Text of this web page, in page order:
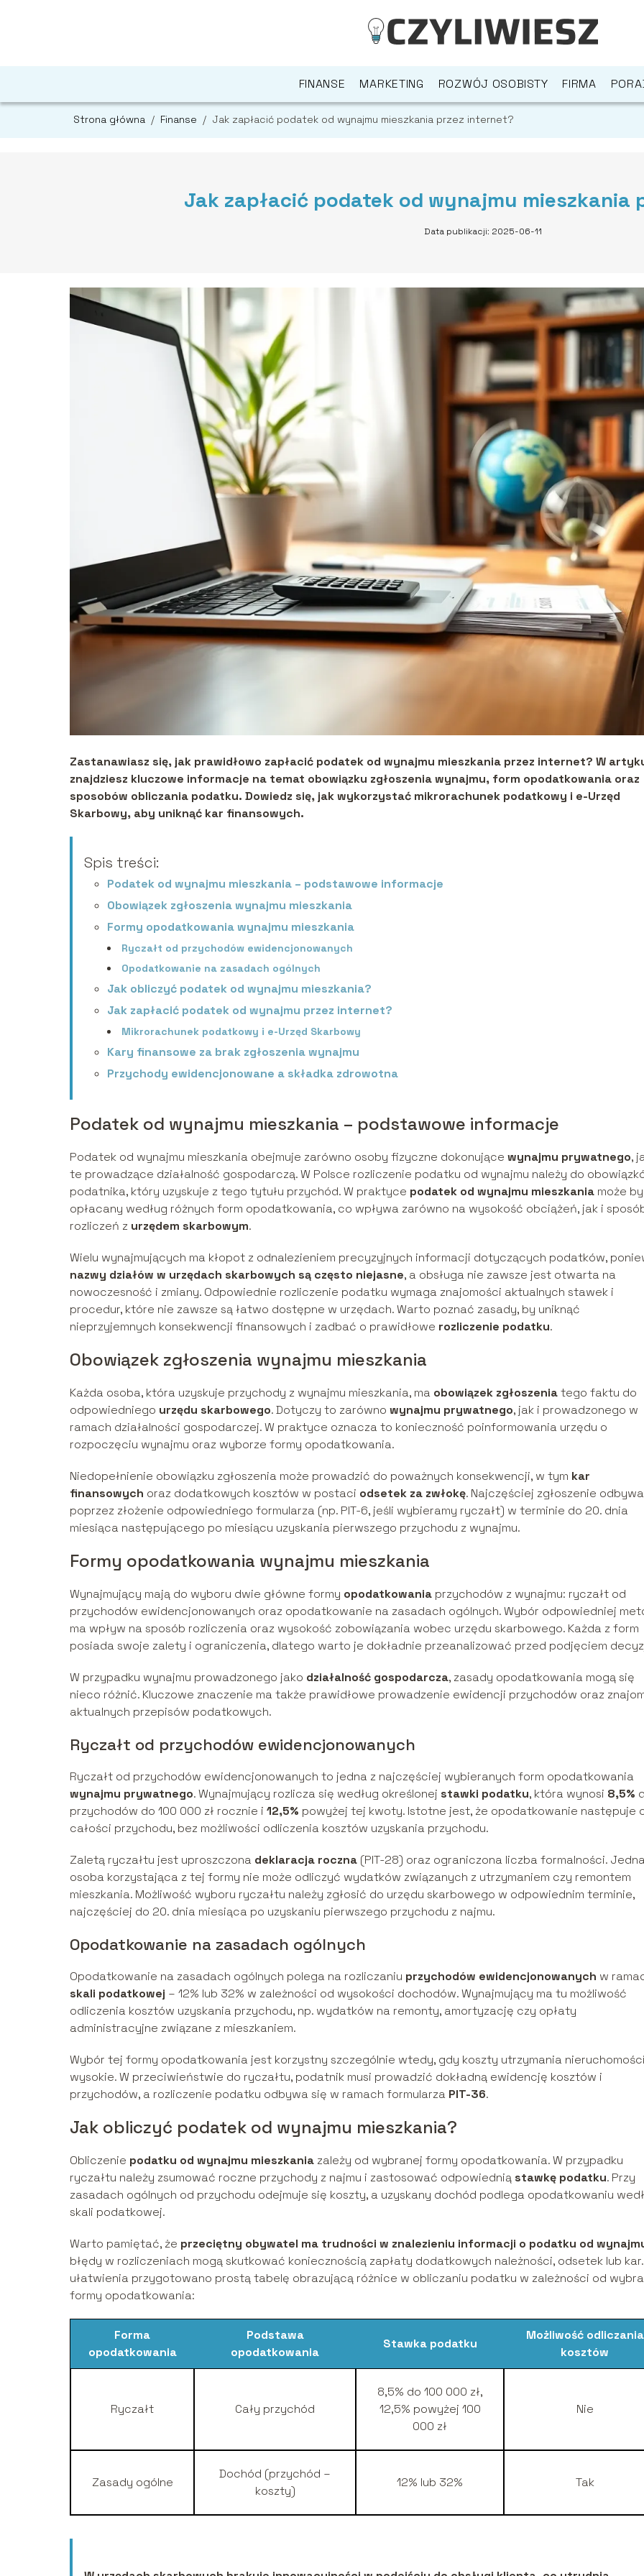
FINANSE MARKETING ROZWÓJ OSOBISTY FIRMA
Strona główna / Finanse / Jak zapłacić podatek od wynajmu mieszkania przez internet?
Jak zapłacić podatek od wynajmu mieszkania
Data publikacji: 2025-06-11
Zastanawiasz się, jak prawidłowo zapłacić podatek od wynajmu mieszkania przez internet? W
znajdziesz kluczowe informacje na temat obowiązku zgłoszenia wynajmu, form opodatkowania oraz
sposobów obliczania podatku. Dowiedz się, jak wykorzystać mikrorachunek podatkowy i e-Urzęd
Skarbowy, aby uniknąć kar finansowych.
Spis treści:
Podatek od wynajmu mieszkania – podstawowe informacje
Obowiązek zgłoszenia wynajmu mieszkania
Formy opodatkowania wynajmu mieszkania
Ryczałt od przychodów ewidencjonowanych
Opodatkowanie na zasadach ogólnych
Jak obliczyć podatek od wynajmu mieszkania?
Jak zapłacić podatek od wynajmu przez internet?
Mikrorachunek podatkowy i e-Urzęd Skarbowy
Kary finansowe za brak zgłoszenia wynajmu
Przychody ewidencjonowane a składka zdrowotna
Podatek od wynajmu mieszkania – podstawowe informacje
Podatek od wynajmu mieszkania obejmuje zarówno osoby fizyczne dokonujące wynajmu prywatnego,
te prowadzące działalność gospodarczą. W Polsce rozliczenie podatku od wynajmu należy do
podatnika, który uzyskuje z tego tytułu przychód. W praktyce podatek od wynajmu mieszkania może
opłacany według różnych form opodatkowania, co wpływa zarówno na wysokość obciążeń, jak i
rozliczeń z urzędem skarbowym.
Wielu wynajmujących ma kłopot z odnalezieniem precyzyjnych informacji dotyczących podatków,
nazwy działów w urzędach skarbowych są często niejasne, a obsługa nie zawsze jest otwarta na
nowoczesność i zmiany. Odpowiednie rozliczenie podatku wymaga znajomości aktualnych stawek i
procedur, które nie zawsze są łatwo dostępne w urzędach. Warto poznać zasady, by uniknąć
nieprzyjemnych konsekwencji finansowych i zadbać o prawidłowe rozliczenie podatku.
Obowiązek zgłoszenia wynajmu mieszkania
Każda osoba, która uzyskuje przychody z wynajmu mieszkania, ma obowiązek zgłoszeniatego faktu do
odpowiedniego urzędu skarbowego. Dotyczy to zarówno wynajmu prywatnego, jak i prowadzonego w
ramach działalności gospodarczej. W praktyce oznacza to konieczność poinformowania urzędu o
rozpoczęciu wynajmu oraz wyborze formy opodatkowania.
Niedopełnienie obowiązku zgłoszenia może prowadzić do poważnych konsekwencji, w tym kar
finansowych oraz dodatkowych kosztów w postaci odsetek za zwłokę. Najczęściej zgłoszenie
poprzez złożenie odpowiedniego formularza (np. PIT-6, jeśli wybieramy ryczałt) w terminie do 20. dnia
miesiąca następującego po miesiącu uzyskania pierwszego przychodu z wynajmu.
Formy opodatkowania wynajmu mieszkania
Wynajmujący mają do wyboru dwie główne formy opodatkowania przychodów z wynajmu: ryczałt od
przychodów ewidencjonowanych oraz opodatkowanie na zasadach ogólnych. Wybór odpowiedniej
ma wpływ na sposób rozliczenia oraz wysokość zobowiązania wobec urzędu skarbowego. Każda z form
posiada swoje zalety i ograniczenia, dlatego warto je dokładnie przeanalizować przed podjęciem
W przypadku wynajmu prowadzonego jako działalność gospodarcza, zasady opodatkowania mogą się
nieco różnić. Kluczowe znaczenie ma także prawidłowe prowadzenie ewidencji przychodów oraz
aktualnych przepisów podatkowych.
Ryczałt od przychodów ewidencjonowanych
Ryczałt od przychodów ewidencjonowanych to jedna z najczęściej wybieranych form opodatkowania
wynajmu prywatnego. Wynajmujący rozlicza się według określonej stawki podatku, która wynosi 8,5%
przychodów do 100 000 zł rocznie i 12,5% powyżej tej kwoty. Istotne jest, że opodatkowanie następuje
całości przychodu, bez możliwości odliczenia kosztów uzyskania przychodu.
Zaletą ryczałtu jest uproszczona deklaracja roczna (PIT-28) oraz ograniczona liczba formalności.
osoba korzystająca z tej formy nie może odliczyć wydatków związanych z utrzymaniem czy remontem
mieszkania. Możliwość wyboru ryczałtu należy zgłosić do urzędu skarbowego w odpowiednim terminie,
najczęściej do 20. dnia miesiąca po uzyskaniu pierwszego przychodu z najmu.
Opodatkowanie na zasadach ogólnych
Opodatkowanie na zasadach ogólnych polega na rozliczaniu przychodów ewidencjonowanych w
skali podatkowej – 12% lub 32% w zależności od wysokości dochodów. Wynajmujący ma tu możliwość
odliczenia kosztów uzyskania przychodu, np. wydatków na remonty, amortyzację czy opłaty
administracyjne związane z mieszkaniem.
Wybór tej formy opodatkowania jest korzystny szczególnie wtedy, gdy koszty utrzymania
wysokie. W przeciwieństwie do ryczałtu, podatnik musi prowadzić dokładną ewidencję kosztów i
przychodów, a rozliczenie podatku odbywa się w ramach formularza PIT-36.
Jak obliczyć podatek od wynajmu mieszkania?
Obliczenie podatku od wynajmu mieszkania zależy od wybranej formy opodatkowania. W przypadku
ryczałtu należy zsumować roczne przychody z najmu i zastosować odpowiednią stawkę podatku. Przy
zasadach ogólnych od przychodu odejmuje się koszty, a uzyskany dochód podlega opodatkowaniu
skali podatkowej.
Warto pamiętać, że przeciętny obywatel ma trudności w znalezieniu informacji o podatku od
błędy w rozliczeniach mogą skutkować koniecznością zapłaty dodatkowych należności, odsetek lub kar.
ułatwienia przygotowano prostą tabelę obrazującą różnice w obliczaniu podatku w zależności od
formy opodatkowania:
Forma
opodatkowania
Podstawa
opodatkowania
Stawka podatku
Możliwość odliczania
kosztów
Ryczałt Cały przychód
8,5% do 100 000 zł,
12,5% powyżej 100
000 zł
Nie
Zasady ogólne
Dochód (przychód –
koszty)
12% lub 32% Tak